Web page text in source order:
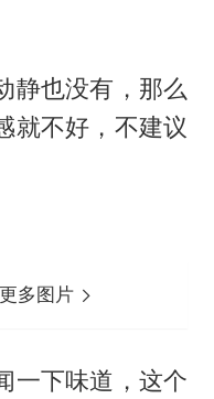
静也没有，那么
就不好，不建议
多图片
一下味道，这个